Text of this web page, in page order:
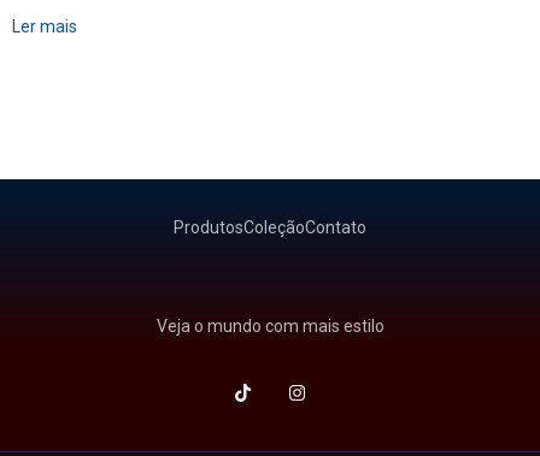
Ler mais
ProdutosColeçãoContato
Veja o mundo com mais estilo